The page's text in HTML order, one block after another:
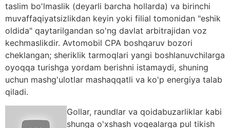
taslim bo'lmaslik (deyarli barcha hollarda) va birinchi
muvaffaqiyatsizlikdan keyin yoki filial tomonidan "eshik
oldida" qaytarilgandan so'ng davlat arbitrajidan voz
kechmaslikdir. Avtomobil CPA boshqaruv bozori
cheklangan; sheriklik tarmoqlari yangi boshlanuvchilarga
oyoqqa turishga yordam berishni istamaydi, shuning
uchun mashg'ulotlar mashaqqatli va ko'p energiya talab
qiladi.
Gollar, raundlar va qoidabuzarliklar kabi
shunga o'xshash voqealarga pul tikish